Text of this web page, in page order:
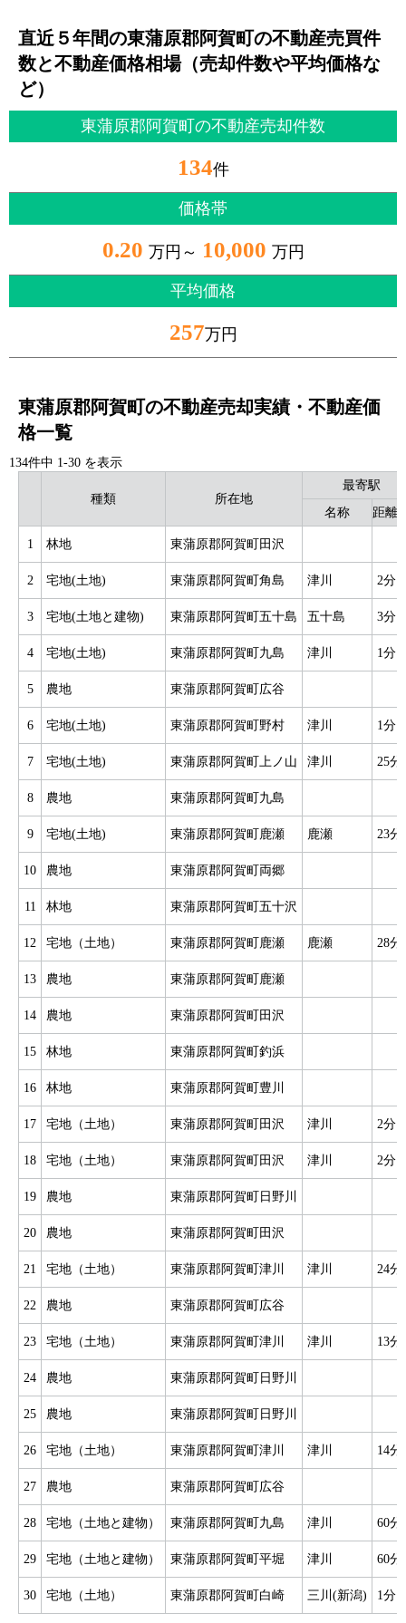
直近５年間の東蒲原郡阿賀町の不動産売買件
数と不動産価格相場（売却件数や平均価格な
ど）
東蒲原郡阿賀町の不動産売却件数
134件
価格帯
0.20 万円～ 10,000 万円
平均価格
257万円
東蒲原郡阿賀町の不動産売却実績・不動産価
格一覧
134件中 1-30 を表示
種類 所在地
最寄駅
名称
距離(
1 林地 東蒲原郡阿賀町田沢
2 宅地(土地) 東蒲原郡阿賀町角島 津川 2分
3 宅地(土地と建物) 東蒲原郡阿賀町五十島 五十島 3分
4 宅地(土地) 東蒲原郡阿賀町九島 津川 1分
5 農地 東蒲原郡阿賀町広谷
6 宅地(土地) 東蒲原郡阿賀町野村 津川 1分
7 宅地(土地) 東蒲原郡阿賀町上ノ山 津川 25分
8 農地 東蒲原郡阿賀町九島
9 宅地(土地) 東蒲原郡阿賀町鹿瀬 鹿瀬 23分
10 農地 東蒲原郡阿賀町両郷
11 林地 東蒲原郡阿賀町五十沢
12 宅地（土地） 東蒲原郡阿賀町鹿瀬 鹿瀬 28分
13 農地 東蒲原郡阿賀町鹿瀬
14 農地 東蒲原郡阿賀町田沢
15 林地 東蒲原郡阿賀町釣浜
16 林地 東蒲原郡阿賀町豊川
17 宅地（土地） 東蒲原郡阿賀町田沢 津川 2分
18 宅地（土地） 東蒲原郡阿賀町田沢 津川 2分
19 農地 東蒲原郡阿賀町日野川
20 農地 東蒲原郡阿賀町田沢
21 宅地（土地） 東蒲原郡阿賀町津川 津川 24分
22 農地 東蒲原郡阿賀町広谷
23 宅地（土地） 東蒲原郡阿賀町津川 津川 13分
24 農地 東蒲原郡阿賀町日野川
25 農地 東蒲原郡阿賀町日野川
26 宅地（土地） 東蒲原郡阿賀町津川 津川 14分
27 農地 東蒲原郡阿賀町広谷
28 宅地（土地と建物） 東蒲原郡阿賀町九島 津川 60分
29 宅地（土地と建物） 東蒲原郡阿賀町平堀 津川 60分
30 宅地（土地） 東蒲原郡阿賀町白崎 三川(新潟) 1分